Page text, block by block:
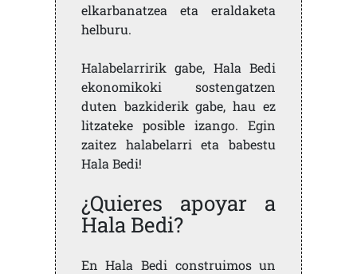
elkarbanatzea eta eraldaketa
helburu.
Halabelarririk gabe, Hala Bedi
ekonomikoki sostengatzen
duten bazkiderik gabe, hau ez
litzateke posible izango. Egin
zaitez halabelarri eta babestu
Hala Bedi!
¿Quieres apoyar a
Hala Bedi?
En Hala Bedi construimos un